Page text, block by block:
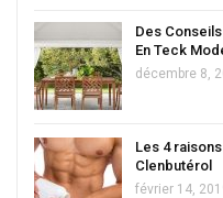
Des
En Teck
décembre 8,
Les 4
Clenbutérol
février 14,